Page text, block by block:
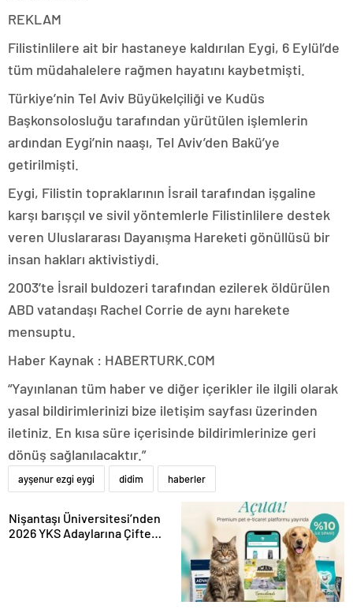
REKLAM
Filistinlilere ait bir hastaneye kaldırılan Eygi, 6 Eylül’de
tüm müdahalelere rağmen hayatını kaybetmişti.
Türkiye’nin Tel Aviv Büyükelçiliği ve Kudüs
Başkonsolosluğu tarafından yürütülen işlemlerin
ardından Eygi’nin naaşı, Tel Aviv’den Bakü’ye
getirilmişti.
Eygi, Filistin topraklarının İsrail tarafından işgaline
karşı barışçıl ve sivil yöntemlerle Filistinlilere destek
veren Uluslararası Dayanışma Hareketi gönüllüsü bir
insan hakları aktivistiydi.
2003’te İsrail buldozeri tarafından ezilerek öldürülen
ABD vatandaşı Rachel Corrie de aynı harekete
mensuptu.
Haber Kaynak : HABERTURK.COM
“Yayınlanan tüm haber ve diğer içerikler ile ilgili olarak
yasal bildirimlerinizi bize iletişim sayfası üzerinden
iletiniz. En kısa süre içerisinde bildirimlerinize geri
dönüş sağlanılacaktır.”
ayşenur ezgi eygi didim haberler
Nişantaşı Üniversitesi’nden
2026 YKS Adaylarına Çifte